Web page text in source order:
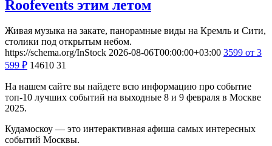
Roofevents этим летом
Живая музыка на закате, панорамные виды на Кремль и Сити,
столики под открытым небом.
https://schema.org/InStock 2026-08-06T00:00:00+03:00 3599 от 3
599 ₽ 14610 31
На нашем сайте вы найдете всю информацию про событие
топ-10 лучших событий на выходные 8 и 9 февраля в Москве
2025.
Кудамоскоу — это интерактивная афиша самых интересных
событий Москвы.